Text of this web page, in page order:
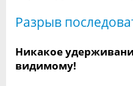
Разрыв
Никакое
видимому!